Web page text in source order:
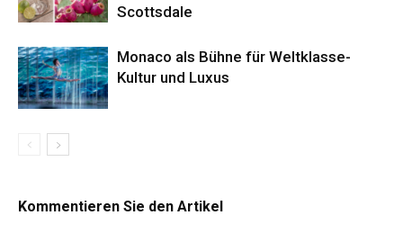
Scottsdale
Monaco als Bühne für Weltklasse-
Kultur und Luxus
Kommentieren Sie den Artikel